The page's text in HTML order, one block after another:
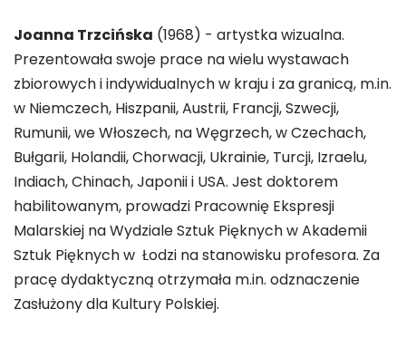
Joanna Trzcińska (1968) - artystka wizualna.
Prezentowała swoje prace na wielu wystawach
zbiorowych i indywidualnych w kraju i za granicą, m.in.
w Niemczech, Hiszpanii, Austrii, Francji, Szwecji,
Rumunii, we Włoszech, na Węgrzech, w Czechach,
Bułgarii, Holandii, Chorwacji, Ukrainie, Turcji, Izraelu,
Indiach, Chinach, Japonii i USA. Jest doktorem
habilitowanym, prowadzi Pracownię Ekspresji
Malarskiej na Wydziale Sztuk Pięknych w Akademii
Sztuk Pięknych w Łodzi na stanowisku profesora. Za
pracę dydaktyczną otrzymała m.in. odznaczenie
Zasłużony dla Kultury Polskiej.